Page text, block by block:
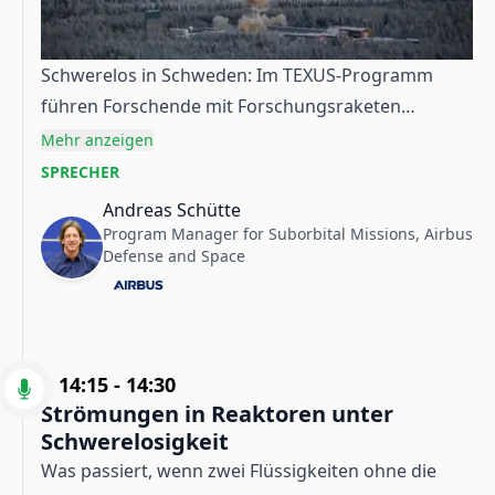
ersetzt.
Schwerelos in Schweden: Im TEXUS-Programm
führen Forschende mit Forschungsraketen
biologische, materialwissenschaftliche und
physikalische Experimente unter
Weltraumbedingungen durch – ein weltweit
einzigartiges Langzeitprogramm und wichtiger
Schritt zur Vorbereitung von ISS-Experimenten.
Bildquelle: Airbus Defence and Space
Mehr anzeigen
SPRECHER
Andreas Schütte
Program Manager for Suborbital Missions, Airbus
Defense and Space
14:15 - 14:30
Strömungen in Reaktoren unter
Schwerelosigkeit
Was passiert, wenn zwei Flüssigkeiten ohne die